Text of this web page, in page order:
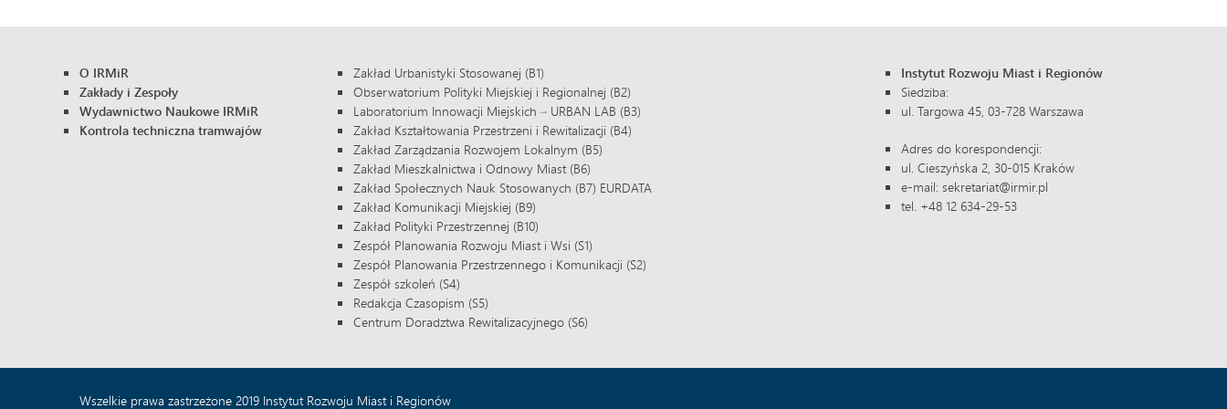
O IRMiR
Zakłady i Zespoły
Wydawnictwo Naukowe IRMiR
Kontrola techniczna tramwajów
Zakład Urbanistyki Stosowanej (B1)
Obserwatorium Polityki Miejskiej i Regionalnej (B2)
Laboratorium Innowacji Miejskich – URBAN LAB (B3)
Zakład Kształtowania Przestrzeni i Rewitalizacji (B4)
Zakład Zarządzania Rozwojem Lokalnym (B5)
Zakład Mieszkalnictwa i Odnowy Miast (B6)
Zakład Społecznych Nauk Stosowanych (B7) EURDATA
Zakład Komunikacji Miejskiej (B9)
Zakład Polityki Przestrzennej (B10)
Zespół Planowania Rozwoju Miast i Wsi (S1)
Zespół Planowania Przestrzennego i Komunikacji (S2)
Zespół szkoleń (S4)
Redakcja Czasopism (S5)
Centrum Doradztwa Rewitalizacyjnego (S6)
Instytut Rozwoju Miast i Regionów
Siedziba:
ul. Targowa 45, 03-728 Warszawa
Adres do korespondencji:
ul. Cieszyńska 2, 30-015 Kraków
e-mail: sekretariat@irmir.pl
tel. +48 12 634-29-53
Wszelkie prawa zastrzeżone 2019 Instytut Rozwoju Miast i Regionów